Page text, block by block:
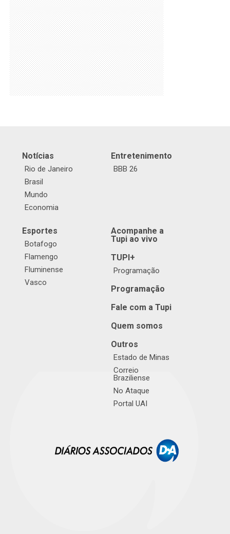
Notícias
Rio de Janeiro
Brasil
Mundo
Economia
Entretenimento
BBB 26
Esportes
Botafogo
Flamengo
Fluminense
Vasco
Acompanhe a
Tupi ao vivo
TUPI+
Programação
Programação
Fale com a Tupi
Quem somos
Outros
Estado de Minas
Correio
Braziliense
No Ataque
Portal UAI